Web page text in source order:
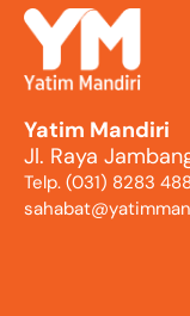
Yatim Mandiri
Jl. Raya
Telp. (031) 8283